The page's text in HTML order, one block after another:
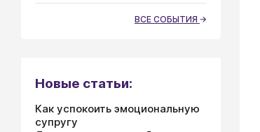
ВСЕ СОБЫТИЯ
Новые статьи:
Как успокоить эмоциональную
супругу